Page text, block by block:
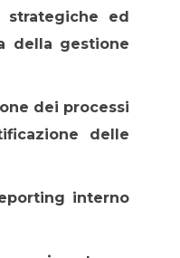
strategiche ed
della gestione
dei processi
delle
interno